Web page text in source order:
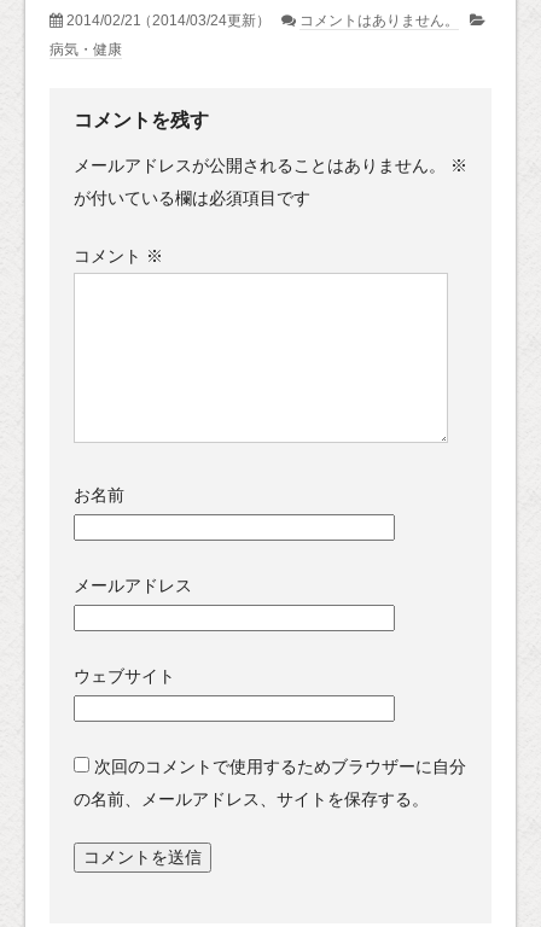
2014/02/21（2014/03/24更新）
コメントはありません。
病気・健康
コメントを残す
メールアドレスが公開されることはありません。
※
が付いている欄は必須項目です
コメント ※
お名前
メールアドレス
ウェブサイト
次回のコメントで使用するためブラウザーに自分
の名前、メールアドレス、サイトを保存する。